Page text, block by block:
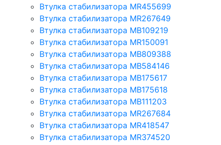
Втулка стабилизатора MR455699
Втулка стабилизатора MR267649
Втулка стабилизатора MB109219
Втулка стабилизатора MR150091
Втулка стабилизатора MB809388
Втулка стабилизатора MB584146
Втулка стабилизатора MB175617
Втулка стабилизатора MB175618
Втулка стабилизатора MB111203
Втулка стабилизатора MR267684
Втулка стабилизатора MR418547
Втулка стабилизатора MR374520